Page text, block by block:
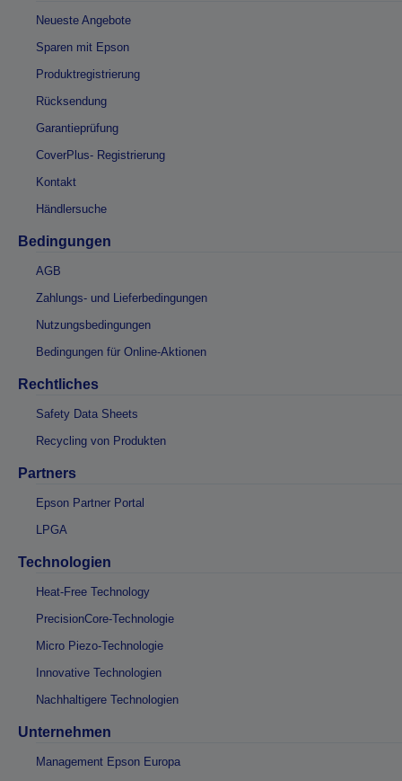
Neueste Angebote
Sparen mit Epson
Produktregistrierung
Rücksendung
Garantieprüfung
CoverPlus- Registrierung
Kontakt
Händlersuche
Bedingungen
AGB
Zahlungs- und Lieferbedingungen
Nutzungsbedingungen
Bedingungen für Online-Aktionen
Rechtliches
Safety Data Sheets
Recycling von Produkten
Partners
Epson Partner Portal
LPGA
Technologien
Heat-Free Technology
PrecisionCore-Technologie
Micro Piezo-Technologie
Innovative Technologien
Nachhaltigere Technologien
Unternehmen
Management Epson Europa